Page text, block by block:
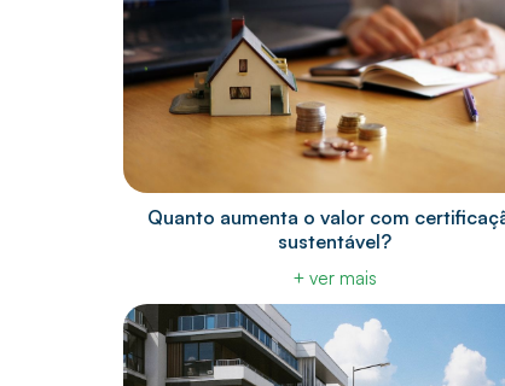
Quanto aumenta o valor com
sustentável?
+ ver mais